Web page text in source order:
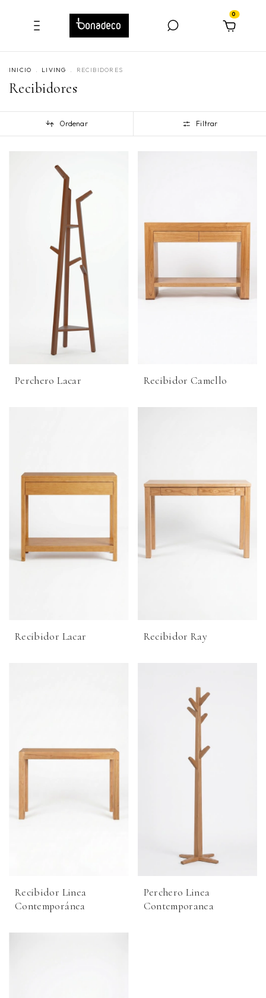
0
INICIO . LIVING . RECIBIDORES
Recibidores
Ordenar Filtrar
Perchero Lacar Recibidor Camello
Recibidor Lacar Recibidor Ray
Recibidor Linea
Contemporánea
Perchero Linea
Contemporanea